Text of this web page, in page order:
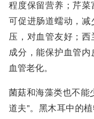
程度保留营养；芹菜
可促进肠道蠕动，减
压，对血管友好；
成分，能保护血管
血管老化。
菌菇和海藻类也不能
道夫”。黑木耳中的